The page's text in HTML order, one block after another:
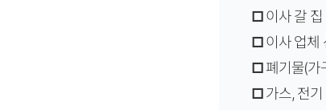
□이사 갈
□이사 업체
□폐기물(가
□가스, 전